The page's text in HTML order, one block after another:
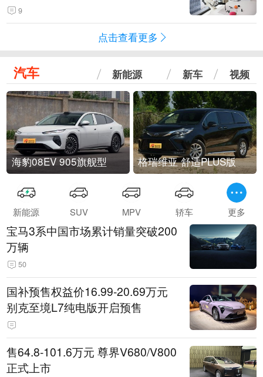
9
点击查看更多
汽车 新能源 新车 视频
海豹08EV 905旗舰型 格瑞维亚 舒适PLUS版
新能源 SUV MPV 轿车 更多
宝马3系中国市场累计销量突破200
万辆
50
国补预售权益价16.99-20.69万元
别克至境L7纯电版开启预售
售64.8-101.6万元 尊界V680/V800
正式上市